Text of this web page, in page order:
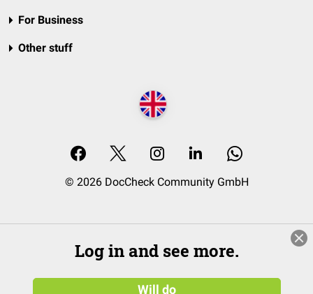
For Business
Other stuff
© 2026 DocCheck Community GmbH
Log in and see more.
Will do